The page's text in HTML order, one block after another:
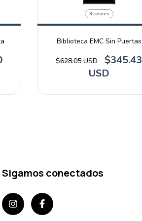
3 colores
Biblioteca EMC Sin Puertas
$628.05 USD
$345.43
USD
Sigamos conectados